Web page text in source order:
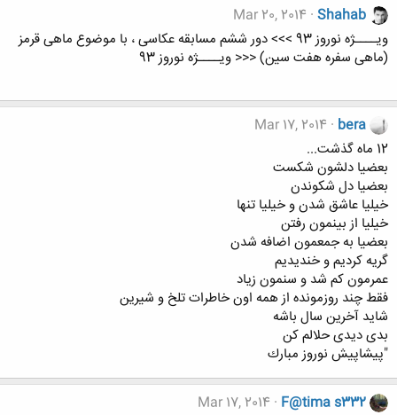
Shahab
Mar 20, 2014
ویــــژه نوروز 93 >>> دور ششم مسابقه عکاسی ، با موضوع ماهی قرمز
(ماهی سفره هفت سین) <<< ویــــژه نوروز 93
bera
Mar 17, 2014
12 ماه گذشت...
بعضيا دلشون شكست
بعضيا دل شكوندن
خيليا عاشق شدن و خيليا تنها
خيليا از بينمون رفتن
بعضيا به جمعمون اضافه شدن
گريه كرديم و خنديديم
عمرمون كم شد و سنمون زياد
فقط چند روزمونده از همه اون خاطرات تلخ و شيرين
شايد آخرين سال باشه
بدی ديدی حلالم كن
"پيشاپيش نوروز مبارك
F@tima s332
Mar 17, 2014